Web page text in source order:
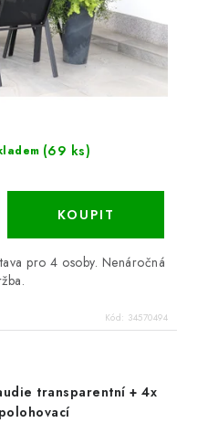
(69 ks)
pro 4 osoby. Nenáročná
Kód: 34570494
transparentní + 4x